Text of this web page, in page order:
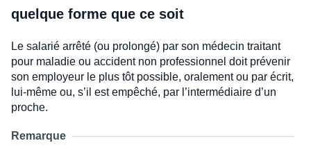
quelque forme que ce soit
Le salarié arrêté (ou prolongé) par son médecin traitant
pour maladie ou accident non professionnel doit prévenir
son employeur le plus tôt possible, oralement ou par écrit,
lui-même ou, s’il est empêché, par l’intermédiaire d’un
proche.
Remarque